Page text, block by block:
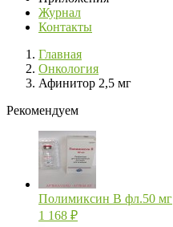
Журнал
Контакты
Главная
Онкология
Афинитор 2,5 мг
Рекомендуем
Полимиксин В фл.50 мг
1 168 ₽